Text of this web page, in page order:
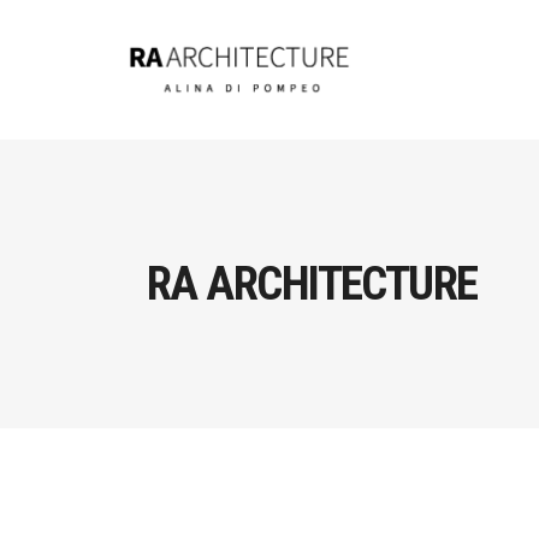
RA ARCHITECTURE